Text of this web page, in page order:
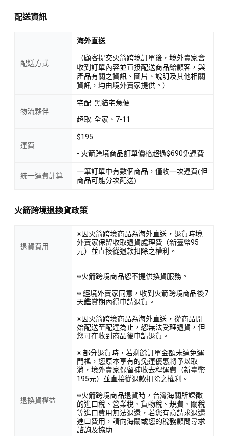
配送資訊
配送方式
海外直送
（顧客提交火箭跨境訂單後，境外賣家會
收到訂單內容並直接配送商品給顧客，與
產品有關之資訊、圖片、說明及其他相關
資訊，均由境外賣家提供。）
物流夥伴
宅配: 黑貓宅急便
超取: 全家、7-11
運費
$195
- 火箭跨境商品訂單價格超過$690免運費
統一運費計算
一筆訂單中有數個商品，僅收一次運費(但
商品可能分次配送)
火箭跨境退換貨政策
退貨費用
※因火箭跨境商品為海外直送，退貨時境
外賣家保留收取退貨處理費（新臺幣95
元）並直接從退款扣除之權利。
退換貨權益
※火箭跨境商品恕不提供換貨服務。
※ 經境外賣家同意，收到火箭跨境商品後7
天鑑賞期內得申請退貨。
※因火箭跨境商品為海外直送，從商品開
始配送至配達為止，恕無法受理退貨，但
您可在收到商品後申請退貨。
※ 部分退貨時，若剩餘訂單金額未達免運
門檻，您原本享有的免運優惠將予以取
消，境外賣家保留補收去程運費（新臺幣
195元）並直接從退款扣除之權利。
※火箭跨境商品退貨時，台灣海關所課徵
的進口稅、營業稅、貨物稅、規費、關稅
等進口費用無法退還，若您有意請求退還
進口費用，請向海關或您的稅務顧問尋求
諮詢及協助